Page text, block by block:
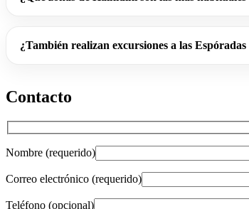
¿También realizan excursiones a las Espóradas
Contacto
Nombre (requerido)
Correo electrónico (requerido)
Teléfono (opcional)